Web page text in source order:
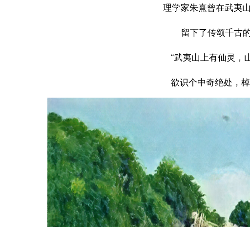
理学家朱熹曾在武夷
留下了传颂千古
“武夷山上有仙灵，
欲识个中奇绝处，